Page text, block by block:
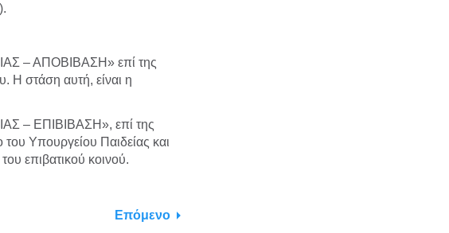
– ΑΠΟΒΙΒΑΣΗ» επί της
Η στάση αυτή, είναι η
– ΕΠΙΒΙΒΑΣΗ», επί της
Υπουργείου Παιδείας και
επιβατικού κοινού.
Επόμενο